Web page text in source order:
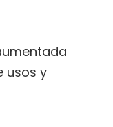
usos y